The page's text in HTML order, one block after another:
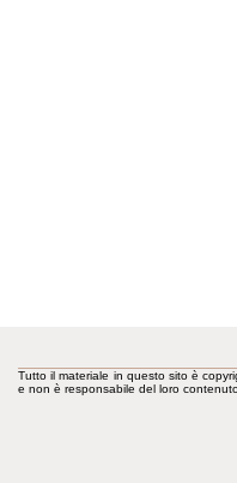
Tutto il materiale in questo sito è
e non è responsabile del loro